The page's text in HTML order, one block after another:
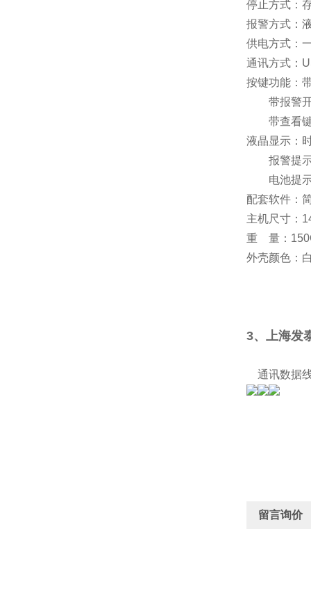
停止方式：
报警方式：
供电方式：
通讯方式：
按键功能：
带报警开
带查看键
液晶显示：
报警提示
电池提示
配套软件：
主机尺寸：
重 量：
外壳颜色：
3、上海发
通讯数据
留言询价